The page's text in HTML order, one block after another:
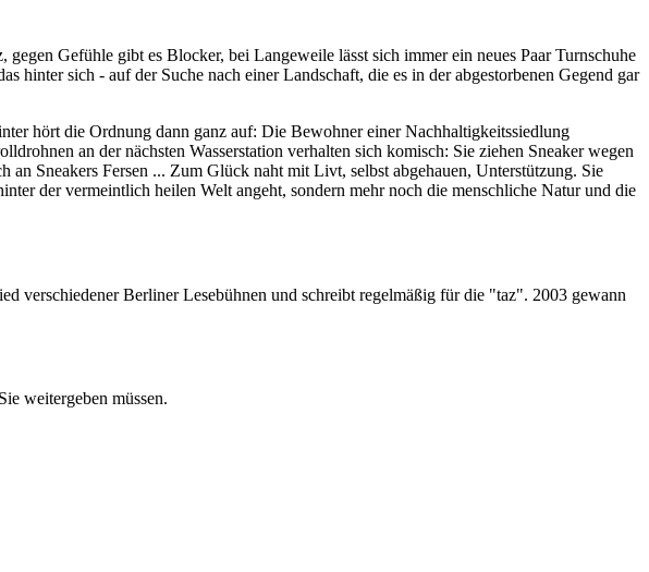
Gefühle gibt es Blocker, bei Langeweile lässt sich immer ein neues Paar Turnschuhe
hinter sich - auf der Suche nach einer Landschaft, die es in der abgestorbenen Gegend gar
hört die Ordnung dann ganz auf: Die Bewohner einer Nachhaltigkeitssiedlung
an der nächsten Wasserstation verhalten sich komisch: Sie ziehen Sneaker wegen
an Sneakers Fersen ... Zum Glück naht mit Livt, selbst abgehauen, Unterstützung. Sie
der vermeintlich heilen Welt angeht, sondern mehr noch die menschliche Natur und die
verschiedener Berliner Lesebühnen und schreibt regelmäßig für die "taz". 2003 gewann
weitergeben müssen.